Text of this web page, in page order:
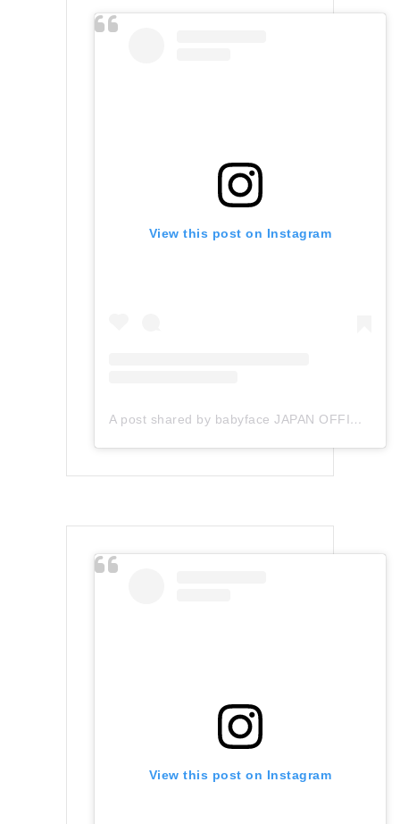
View this post on Instagram
A post shared by babyface JAPAN OFFICIAL (@babyface_japan)
View this post on Instagram